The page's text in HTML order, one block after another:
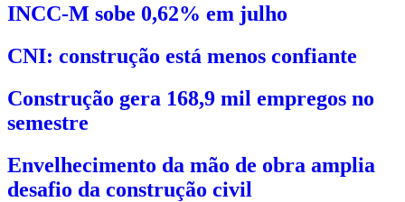
INCC-M sobe 0,62% em julho
CNI: construção está menos confiante
Construção gera 168,9 mil empregos no
semestre
Envelhecimento da mão de obra amplia
desafio da construção civil